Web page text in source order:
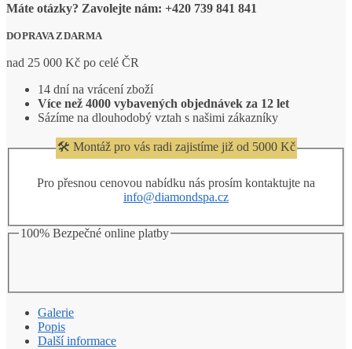
Máte otázky? Zavolejte nám: +420 739 841 841
DOPRAVA ZDARMA
nad 25 000 Kč po celé ČR
14 dní na vrácení zboží
Více než 4000 vybavených objednávek za 12 let
Sázíme na dlouhodobý vztah s našimi zákazníky
🛠️ Montáž pro vás radi zajistíme již od 5000 Kč
Pro přesnou cenovou nabídku nás prosím kontaktujte na
info@diamondspa.cz
100% Bezpečné online platby
Galerie
Popis
Další informace